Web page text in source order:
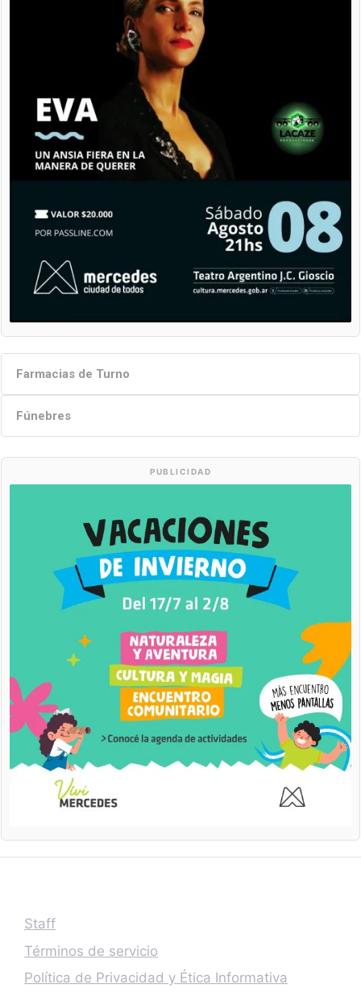
Farmacias de Turno
Fúnebres
PUBLICIDAD
Staff
Términos de servicio
Política de Privacidad y Ética Informativa